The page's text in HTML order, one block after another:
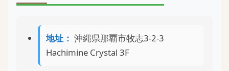
地址： 沖縄県那覇市牧志3-2-3
Hachimine Crystal 3F